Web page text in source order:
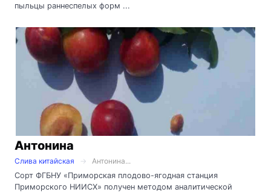
пыльцы раннеспелых форм ...
Антонина
Слива китайская
Антонина...
Сорт ФГБНУ «Приморская плодово-ягодная станция
Приморского НИИСХ» получен методом аналитической